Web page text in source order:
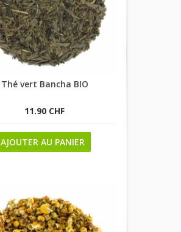
Thé vert Bancha BIO
11.90 CHF
AJOUTER AU PANIER